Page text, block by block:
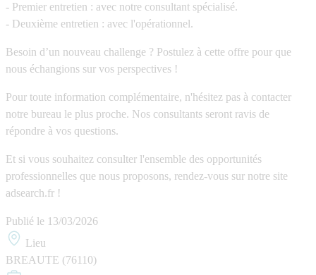
- Premier entretien : avec notre consultant spécialisé.
- Deuxième entretien : avec l'opérationnel.
Besoin d’un nouveau challenge ? Postulez à cette offre pour que
nous échangions sur vos perspectives !
Pour toute information complémentaire, n'hésitez pas à contacter
notre bureau le plus proche. Nos consultants seront ravis de
répondre à vos questions.
Et si vous souhaitez consulter l'ensemble des opportunités
professionnelles que nous proposons, rendez-vous sur notre site
adsearch.fr !
Publié le 13/03/2026
Lieu
BREAUTE (76110)